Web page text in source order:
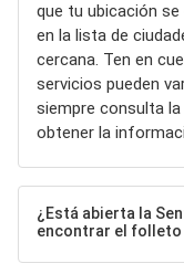
que tu ubicación
en la lista de
cercana. Ten en
servicios pueden
siempre consulta
obtener la
¿Está abierta la
encontrar el